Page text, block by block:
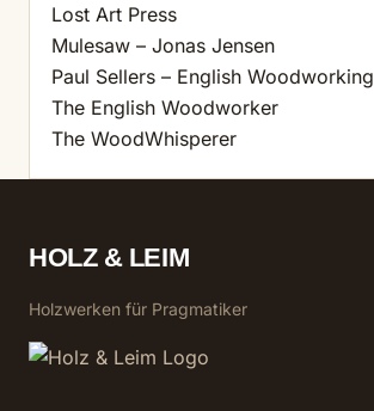
Lost Art Press
Mulesaw – Jonas Jensen
Paul Sellers – English Woodworking
The English Woodworker
The WoodWhisperer
HOLZ & LEIM
Holzwerken für Pragmatiker